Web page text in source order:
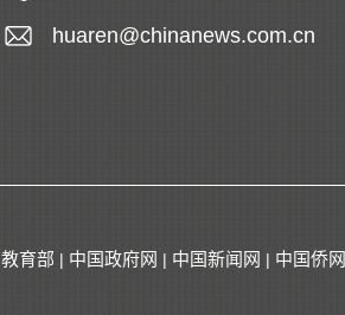
huaren@chinanews.com.cn
教育部 | 中国政府网 | 中国新闻网 | 中国侨网